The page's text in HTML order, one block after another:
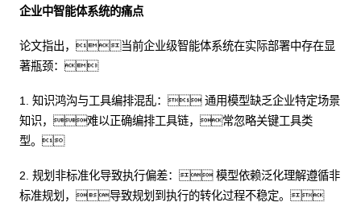
企业中智能体系统的痛点
论文指出，当前企业级智能体系统在实际部署中存在显
著瓶颈：
1. 知识鸿沟与工具编排混乱： 通用模型缺乏企业特定场景
知识，难以正确编排工具链，常忽略关键工具类
型。
2. 规划非标准化导致执行偏差： 模型依赖泛化理解遵循非
标准规划，导致规划到执行的转化过程不稳定。